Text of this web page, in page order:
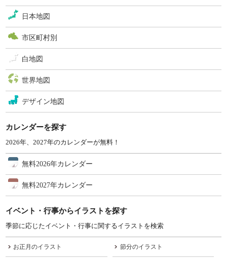
日本地図
市区町村別
白地図
世界地図
デザイン地図
カレンダーを探す
2026年、2027年のカレンダーが無料！
無料2026年カレンダー
無料2027年カレンダー
イベント・行事からイラストを探す
季節に応じたイベント・行事に関するイラストを検索
お正月のイラスト 節分のイラスト